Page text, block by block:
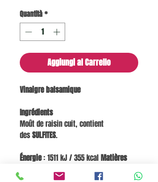
Quantità*
Aggiungi al Carrello
Vinaigre balsamique
Ingrédients
Moût de raisin cuit, contient
desSULFITES.
Énergie: 1511 kJ / 355 kcalMatières
: <0,1 g dont acides gras